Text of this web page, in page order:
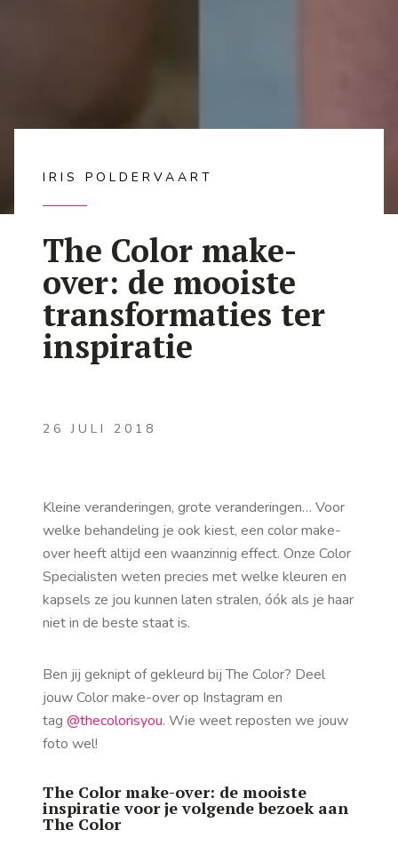
IRIS POLDERVAART
The Color make-
over: de mooiste
transformaties ter
inspiratie
26 JULI 2018
Kleine veranderingen, grote veranderingen… Voor
welke behandeling je ook kiest, een color make-
over heeft altijd een waanzinnig effect. Onze Color
Specialisten weten precies met welke kleuren en
kapsels ze jou kunnen laten stralen, óók als je haar
niet in de beste staat is.
Ben jij geknipt of gekleurd bij The Color? Deel
jouw Color make-over op Instagram en
tag @thecolorisyou. Wie weet reposten we jouw
foto wel!
The Color make-over: de mooiste
inspiratie voor je volgende bezoek aan
The Color